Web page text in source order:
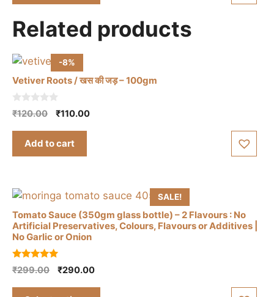
variants.
The
options
may
chosen
on
the
product
page
Related products
-8%
Vetiver Roots / खस की जड़ – 100gm
0
o
₹120.00
Original
was:
₹110.00Current
Add to cart
SALE!
Tomato Sauce (350gm glass bottle) – 2 Flavours : No
Artificial Preservatives, Colours, Flavours or Additives |
No Garlic or Onion
5.00
out of 5
₹299.00
Original
₹290.00Current
This
product
has